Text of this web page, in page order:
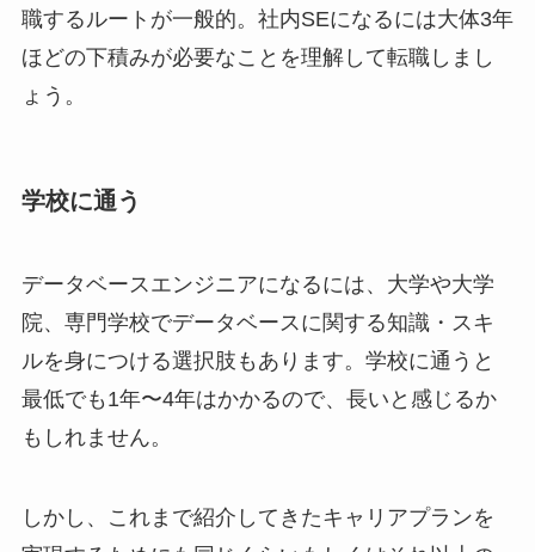
職するルートが一般的。社内SEになるには大体3年
ほどの下積みが必要なことを理解して転職しまし
ょう。
学校に通う
データベースエンジニアになるには、大学や大学
院、専門学校でデータベースに関する知識・スキ
ルを身につける選択肢もあります。学校に通うと
最低でも1年〜4年はかかるので、長いと感じるか
もしれません。
しかし、これまで紹介してきたキャリアプランを